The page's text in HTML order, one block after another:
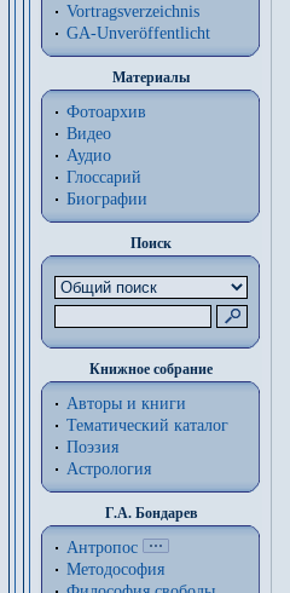
Vortragsverzeichnis
GA-Unveröffentlicht
Материалы
Фотоархив
Видео
Аудио
Глоссарий
Биографии
Поиск
Книжное собрание
Авторы и книги
Тематический каталог
Поэзия
Астрология
Г.А. Бондарев
Антропос
Методософия